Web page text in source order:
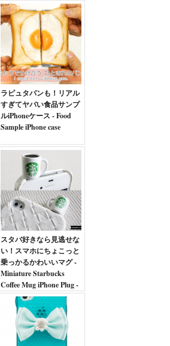
ラピュタパンも！リアル
すぎてヤバい食品サンプ
ルiPhoneケース - Food
Sample iPhone case
スタバ好きなら見逃せな
い！スマホにちょこっと
乗っかるかわいいマグ -
Miniature Starbucks
Coffee Mug iPhone Plug -